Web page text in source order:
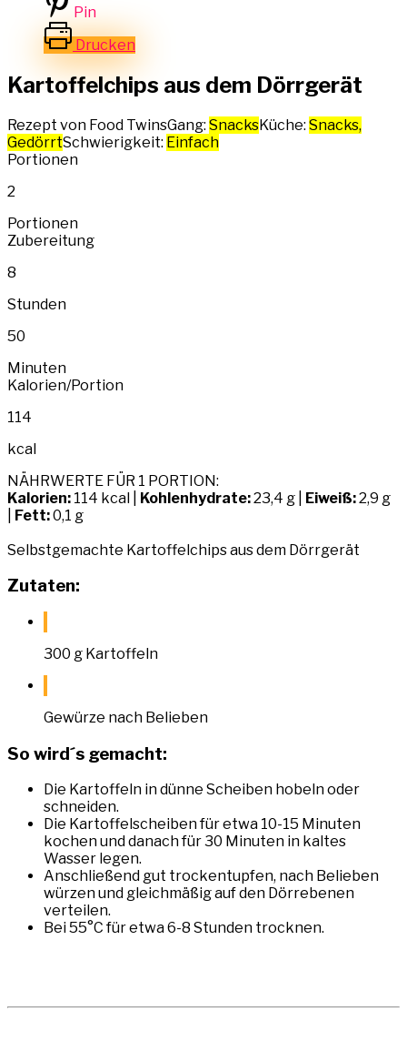
Pin
Drucken
Kartoffelchips aus dem Dörrgerät
Rezept von Food TwinsGang: SnacksKüche: Snacks,
GedörrtSchwierigkeit: Einfach
Portionen
2
Portionen
Zubereitung
8
Stunden
50
Minuten
Kalorien/Portion
114
kcal
NÄHRWERTE FÜR 1 PORTION:
Kalorien: 114 kcal | Kohlenhydrate:23,4 g | Eiweiß:2,9 g
Fett:0,1 g
Selbstgemachte Kartoffelchips aus dem Dörrgerät
Zutaten:
300 g Kartoffeln
Gewürze nach Belieben
So wird´s gemacht:
Die Kartoffeln in dünne Scheiben hobeln oder
schneiden.
Die Kartoffelscheiben für etwa 10-15 Minuten
kochen und danach für 30 Minuten in kaltes
Wasser legen.
Anschließend gut trockentupfen, nach Belieben
würzen und gleichmäßig auf den Dörrebenen
verteilen.
Bei 55°C für etwa 6-8 Stunden trocknen.